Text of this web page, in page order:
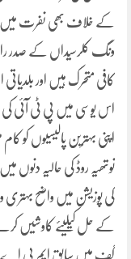
کے خلاف بھی نفرت میں
ونگ کلرسیداں کے صدر
کافی متحرک ہیں اور
اس یوسی میں پی ٹی آئی کی
اپنی بہترین پالیسیوں کو
نوتھیہ روڈ کی حالیہ دنوں
کی پوزیشن میں واضح
کے حل کیلیئے کاوشیں
گف میں سابق ایم پی اے